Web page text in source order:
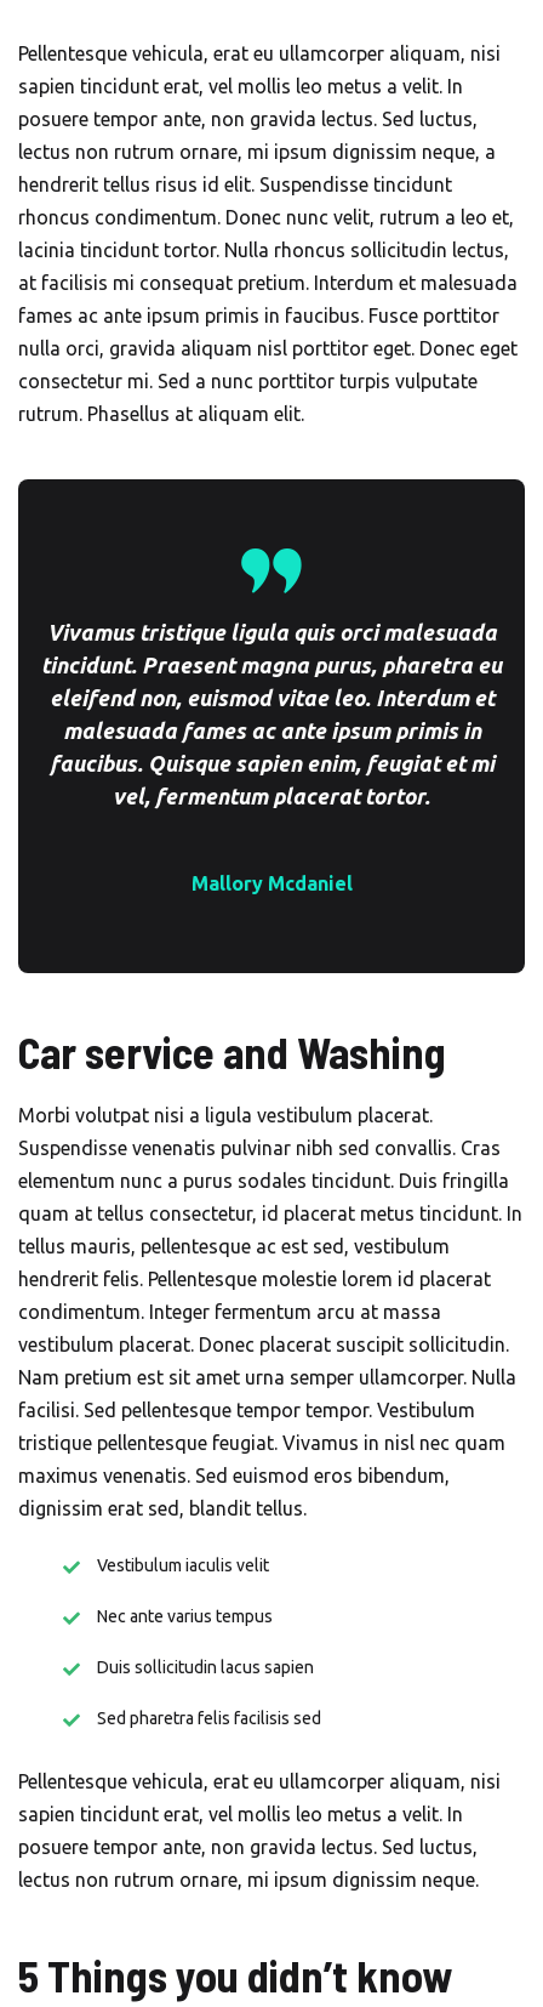
Pellentesque vehicula, erat eu ullamcorper aliquam, nisi
sapien tincidunt erat, vel mollis leo metus a velit. In
posuere tempor ante, non gravida lectus. Sed luctus,
lectus non rutrum ornare, mi ipsum dignissim neque, a
hendrerit tellus risus id elit. Suspendisse tincidunt
rhoncus condimentum. Donec nunc velit, rutrum a leo et,
lacinia tincidunt tortor. Nulla rhoncus sollicitudin lectus,
at facilisis mi consequat pretium. Interdum et malesuada
fames ac ante ipsum primis in faucibus. Fusce porttitor
nulla orci, gravida aliquam nisl porttitor eget. Donec eget
consectetur mi. Sed a nunc porttitor turpis vulputate
rutrum. Phasellus at aliquam elit.
Vivamus tristique ligula quis orci malesuada
tincidunt. Praesent magna purus, pharetra eu
eleifend non, euismod vitae leo. Interdum et
malesuada fames ac ante ipsum primis in
faucibus. Quisque sapien enim, feugiat et mi
vel, fermentum placerat tortor.
Mallory Mcdaniel
Car service and Washing
Morbi volutpat nisi a ligula vestibulum placerat.
Suspendisse venenatis pulvinar nibh sed convallis. Cras
elementum nunc a purus sodales tincidunt. Duis fringilla
quam at tellus consectetur, id placerat metus tincidunt. In
tellus mauris, pellentesque ac est sed, vestibulum
hendrerit felis. Pellentesque molestie lorem id placerat
condimentum. Integer fermentum arcu at massa
vestibulum placerat. Donec placerat suscipit sollicitudin.
Nam pretium est sit amet urna semper ullamcorper. Nulla
facilisi. Sed pellentesque tempor tempor. Vestibulum
tristique pellentesque feugiat. Vivamus in nisl nec quam
maximus venenatis. Sed euismod eros bibendum,
dignissim erat sed, blandit tellus.
Vestibulum iaculis velit
Nec ante varius tempus
Duis sollicitudin lacus sapien
Sed pharetra felis facilisis sed
Pellentesque vehicula, erat eu ullamcorper aliquam, nisi
sapien tincidunt erat, vel mollis leo metus a velit. In
posuere tempor ante, non gravida lectus. Sed luctus,
lectus non rutrum ornare, mi ipsum dignissim neque.
5 Things you didn’t know